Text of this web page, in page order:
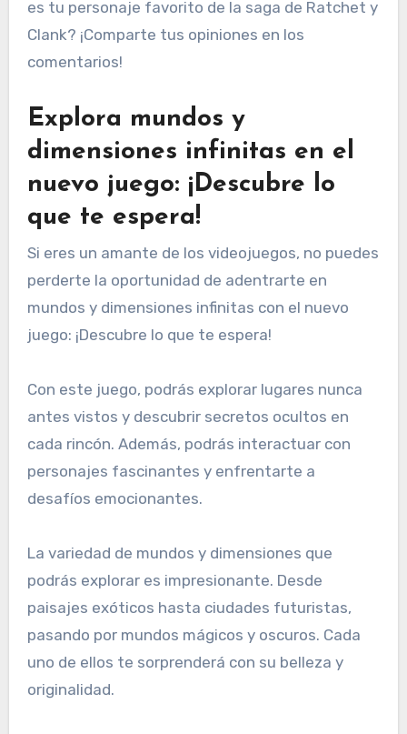
es tu personaje favorito de la saga de Ratchet y
Clank? ¡Comparte tus opiniones en los
comentarios!
Explora mundos y
dimensiones infinitas en el
nuevo juego: ¡Descubre lo
que te espera!
Si eres un amante de los videojuegos, no puedes
perderte la oportunidad de adentrarte en
mundos y dimensiones infinitas con el nuevo
juego: ¡Descubre lo que te espera!
Con este juego, podrás explorar lugares nunca
antes vistos y descubrir secretos ocultos en
cada rincón. Además, podrás interactuar con
personajes fascinantes y enfrentarte a
desafíos emocionantes.
La variedad de mundos y dimensiones que
podrás explorar es impresionante. Desde
paisajes exóticos hasta ciudades futuristas,
pasando por mundos mágicos y oscuros. Cada
uno de ellos te sorprenderá con su belleza y
originalidad.